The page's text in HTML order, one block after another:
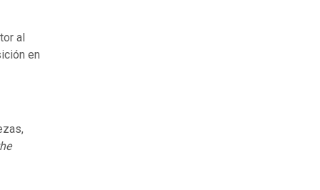
al
en